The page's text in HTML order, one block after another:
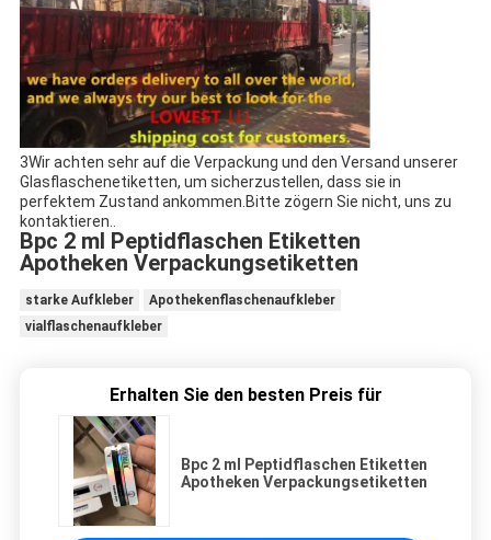
3Wir achten sehr auf die Verpackung und den Versand unserer
Glasflaschenetiketten, um sicherzustellen, dass sie in
perfektem Zustand ankommen.Bitte zögern Sie nicht, uns zu
kontaktieren..
Bpc 2 ml Peptidflaschen Etiketten
Apotheken Verpackungsetiketten
starke Aufkleber
Apothekenflaschenaufkleber
vialflaschenaufkleber
Erhalten Sie den besten Preis für
Bpc 2 ml Peptidflaschen Etiketten
Apotheken Verpackungsetiketten